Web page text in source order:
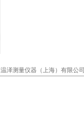
温泽测量仪器（上海）有限公司